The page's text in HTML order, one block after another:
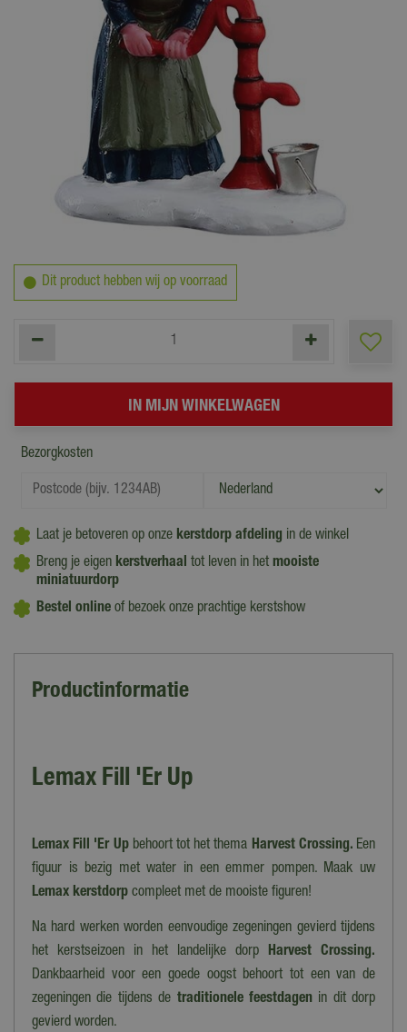
Dit product hebben wij op voorraad
Bezorgkosten
Laat je betoveren op onze kerstdorp afdeling in de winkel
Breng je eigen kerstverhaal tot leven in het mooiste
miniatuurdorp
Bestel online of bezoek onze prachtige kerstshow
Productinformatie
Lemax Fill 'Er Up
Lemax Fill 'Er Up behoort tot het thema Harvest Crossing. Een
figuur is bezig met water in een emmer pompen. Maak uw
Lemax kerstdorp compleet met de mooiste figuren!
Na hard werken worden eenvoudige zegeningen gevierd tijdens
het kerstseizoen in het landelijke dorp Harvest Crossing.
Dankbaarheid voor een goede oogst behoort tot een van de
zegeningen die tijdens de traditionele feestdagenin dit dorp
gevierd worden.